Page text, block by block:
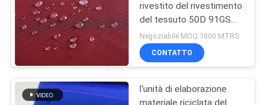
MAPPA
DEL
SITO
PRIVACY
rivestito del rivestimento
del tessuto 50D 91GSM
di memoria della ratiera
del poliestere di 100%
Negoziabile MOQ:1000 MTRS
CONTATTO
l'unità di elaborazione
materiale riciclata del